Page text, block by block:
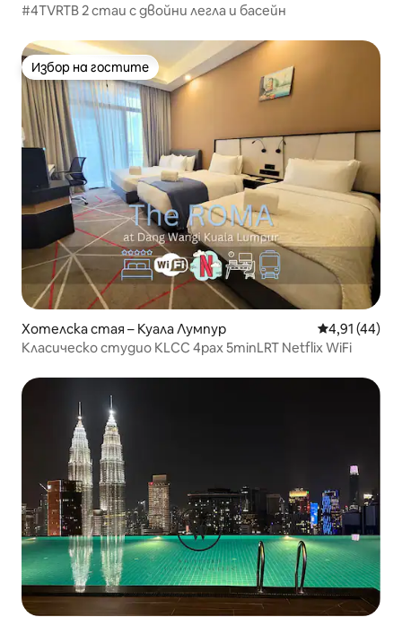
#4TVRTB 2 стаи с двойни легла и басейн
Избор на гостите
Избор на гостите
Хотелска стая – Куала Лумпур Средна
4,91 (44)
Класическо студио KLCC 4pax 5minLRT Netflix WiFi